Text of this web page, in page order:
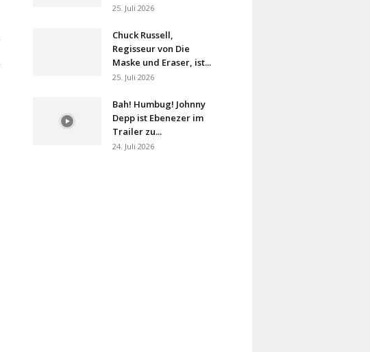
25. Juli 2026
Chuck Russell,
Regisseur von Die
Maske und Eraser, ist...
25. Juli 2026
Bah! Humbug! Johnny
Depp ist Ebenezer im
Trailer zu...
24. Juli 2026